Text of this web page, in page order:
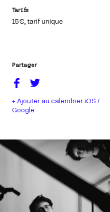
Tarifs
15€, tarif unique
Partager
+ Ajouter au calendrier iOS /
Google